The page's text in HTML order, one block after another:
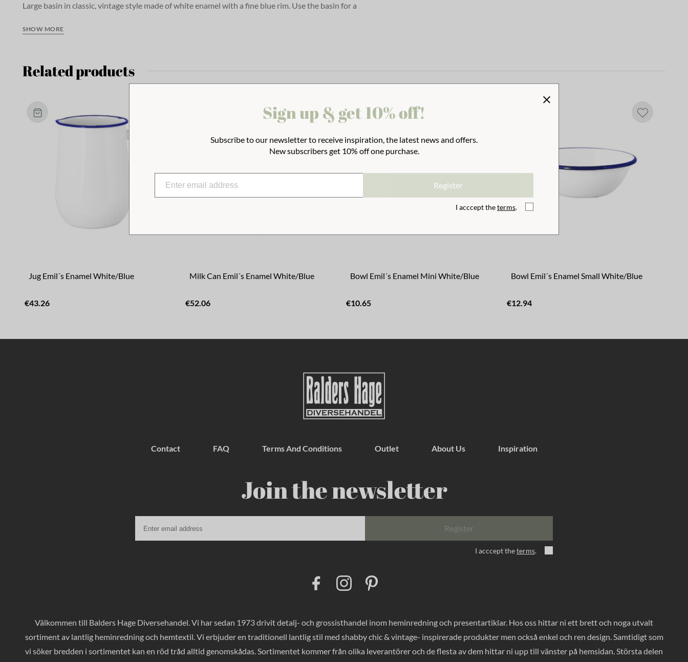
Large basin in classic, vintage style made of white enamel with a fine blue rim. Use the basin for a
detail that suits a classic, rustic style and ambiance.
SHOW MORE
Related products
Jug Emil´s Enamel White/Blue
€43.26
Milk Can Emil´s Enamel White/Blue
€52.06
Bowl Emil´s Enamel Mini White/Blue
€10.65
Bowl Emil´s Enamel Small White/Blue
€12.94
Contact FAQ Terms And Conditions Outlet About Us Inspiration
Join the newsletter
Register
I acccept theterms.
o
o
k
I
n
g
r
a
r
e
s
Välkommen till Balders Hage Diversehandel. Vi har sedan 1973 drivit detalj- och grossisthandel inom heminredning och presentartiklar. Hos oss hittar ni ett brett och noga utvalt
sortiment av lantlig heminredning och hemtextil. Vi erbjuder en traditionell lantlig stil med shabby chic & vintage- inspirerade produkter men också enkel och ren design. Samtidigt som
vi söker bredden i sortimentet kan en röd tråd alltid genomskådas. Sortimentet kommer från olika leverantörer och de flesta av dem hittar ni upp till vänster på hemsidan. Största delen
Sign up & get 10% off!
Subscribe to our newsletter to receive inspiration, the latest news and offers.
New subscribers get 10% off one purchase.
Register
I acccept theterms.